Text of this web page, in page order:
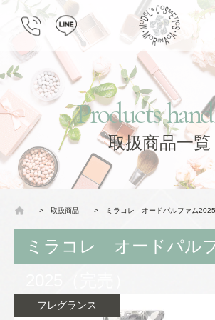
Products
取扱商品一覧
> 取扱商品 > ミラコレ オードパルファム2025
ミラコレ オードパル
フレグランス